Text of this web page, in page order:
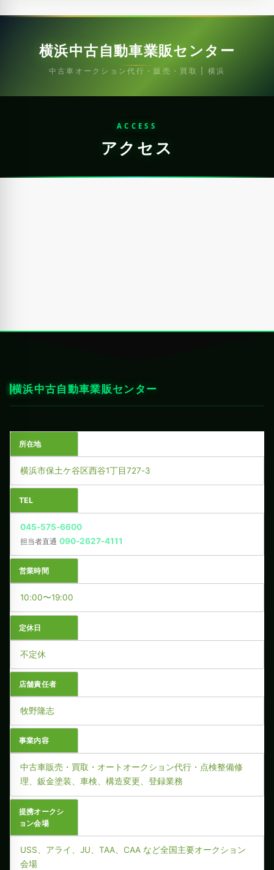
横浜中古自動車業販センター
中古車オークション代行・販売・買取 | 横浜
ACCESS
アクセス
横浜中古自動車業販センター
所在地
横浜市保土ケ谷区西谷1丁目727-3
TEL
045-575-6600
担当者直通 090-2627-4111
営業時間
10:00〜19:00
定休日
不定休
店舗責任者
牧野隆志
事業内容
中古車販売・買取・オートオークション代行・点検整備修
理、鈑金塗装、車検、構造変更、登録業務
提携オークシ
ョン会場
USS、アライ、JU、TAA、CAA など全国主要オークション
会場